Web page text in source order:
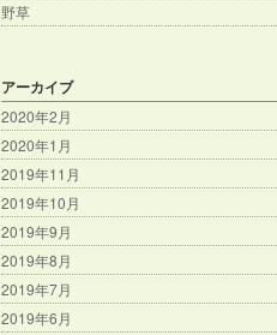
野草
アーカイブ
2020年2月
2020年1月
2019年11月
2019年10月
2019年9月
2019年8月
2019年7月
2019年6月